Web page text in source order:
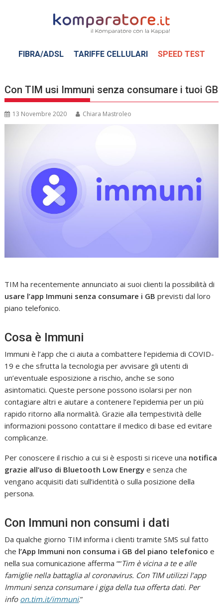
FIBRA/ADSL TARIFFE CELLULARI SPEED TEST
Con TIM usi Immuni senza consumare i tuoi GB
13 Novembre 2020 Chiara Mastroleo
TIM ha recentemente annunciato ai suoi clienti la possibilità di
usare l’app Immuni senza consumare i GBprevisti dal loro
piano telefonico.
Cosa è Immuni
Immuni è l’app che ci aiuta a combattere l’epidemia di COVID-
19 e che sfrutta la tecnologia per avvisare gli utenti di
un’eventuale esposizione a rischio, anche se sono
asintomatici. Queste persone possono isolarsi per non
contagiare altri e aiutare a contenere l’epidemia per un più
rapido ritorno alla normalità. Grazie alla tempestività delle
informazioni possono contattare il medico di base ed evitare
complicanze.
Per conoscere il rischio a cui si è esposti si riceve una notifica
grazie all’uso di Bluetooth Low Energy e senza che
vengano acquisiti dati sull’identità o sulla posizione della
persona.
Con Immuni non consumi i dati
Da qualche giorno TIM informa i clienti tramite SMS sul fatto
che l’App Immuni non consuma i GB del piano telefonicoe
nella sua comunicazione afferma ““Tim è vicina a te e alle
famiglie nella battaglia al coronavirus. Con TIM utilizzi l’app
Immuni senza consumare i giga della tua offerta dati. Per
info on.tim.it/immuni.”